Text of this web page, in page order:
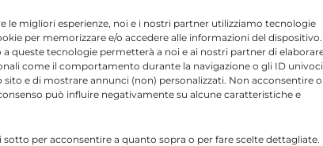
le migliori esperienze, noi e i nostri partner utilizziamo tecnologie
per memorizzare e/o accedere alle informazioni del
a queste tecnologie permetterà a noi e ai nostri partner di
come il comportamento durante la navigazione o gli ID univoci
sito e di mostrare annunci (non) personalizzati. Non acconsentire o
può influire negativamente su alcune caratteristiche e
sotto per acconsentire a quanto sopra o per fare scelte dettagliate.
associazioni che tutelano l’ambiente,
per proteggere e valorizzare il
e, per quanto di nostra
assistito a quest’eccezionale
la schiusa delle uova di Caretta
molto bello. Siamo pronti anche